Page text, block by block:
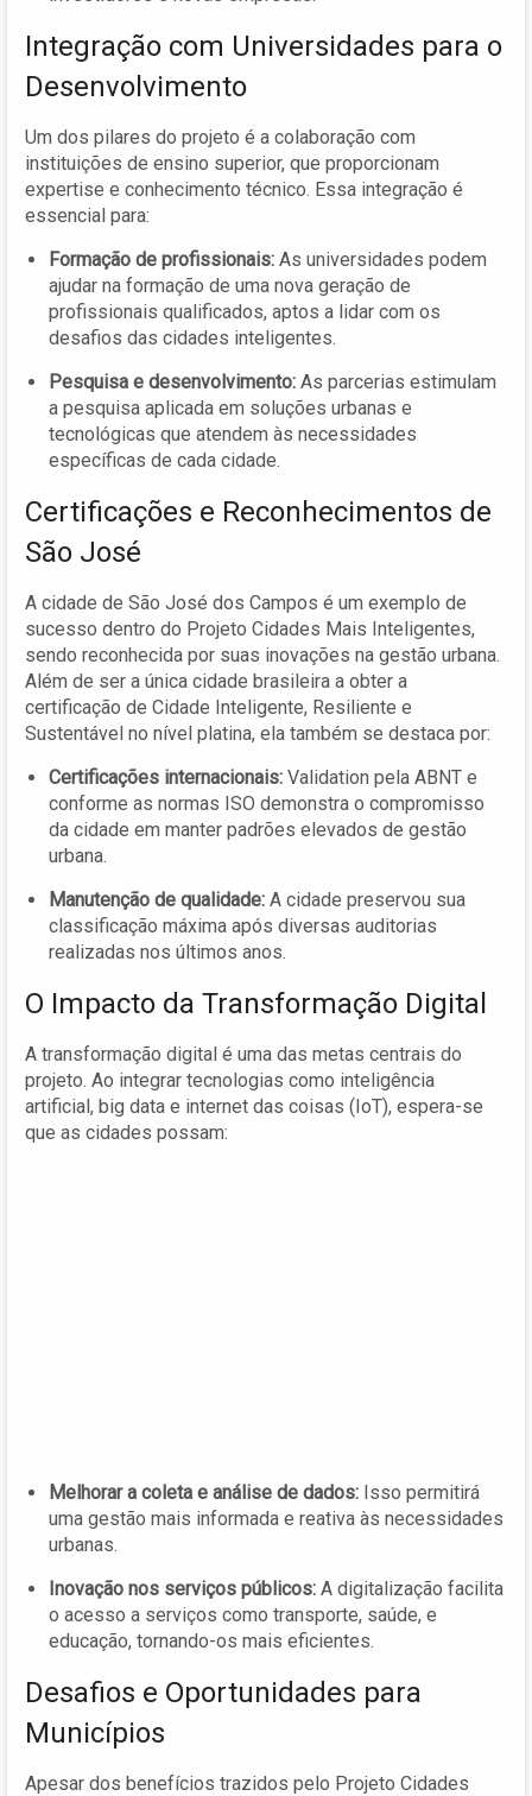
Integração com Universidades para o
Desenvolvimento
Um dos pilares do projeto é a colaboração com
instituições de ensino superior, que proporcionam
expertise e conhecimento técnico. Essa integração é
essencial para:
Formação de profissionais: As universidades podem
ajudar na formação de uma nova geração de
profissionais qualificados, aptos a lidar com os
desafios das cidades inteligentes.
Pesquisa e desenvolvimento: As parcerias estimulam
a pesquisa aplicada em soluções urbanas e
tecnológicas que atendem às necessidades
específicas de cada cidade.
Certificações e Reconhecimentos de
São José
A cidade de São José dos Campos é um exemplo de
sucesso dentro do Projeto Cidades Mais Inteligentes,
sendo reconhecida por suas inovações na gestão urbana.
Além de ser a única cidade brasileira a obter a
certificação de Cidade Inteligente, Resiliente e
Sustentável no nível platina, ela também se destaca por:
Certificações internacionais: Validation pela ABNT e
conforme as normas ISO demonstra o compromisso
da cidade em manter padrões elevados de gestão
urbana.
Manutenção de qualidade: A cidade preservou sua
classificação máxima após diversas auditorias
realizadas nos últimos anos.
O Impacto da Transformação Digital
A transformação digital é uma das metas centrais do
projeto. Ao integrar tecnologias como inteligência
artificial, big data e internet das coisas (IoT), espera-se
que as cidades possam:
Melhorar a coleta e análise de dados: Isso permitirá
uma gestão mais informada e reativa às necessidades
urbanas.
Inovação nos serviços públicos: A digitalização facilita
o acesso a serviços como transporte, saúde, e
educação, tornando-os mais eficientes.
Desafios e Oportunidades para
Municípios
Apesar dos benefícios trazidos pelo Projeto Cidades